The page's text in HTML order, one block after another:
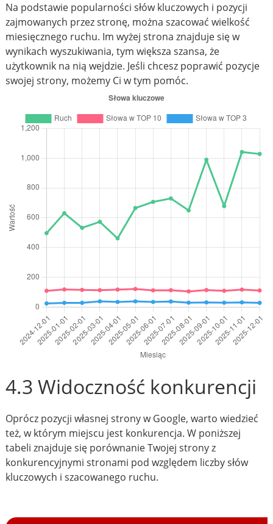
Na podstawie popularności słów kluczowych i pozycji
zajmowanych przez stronę, można szacować wielkość
miesięcznego ruchu. Im wyżej strona znajduje się w
wynikach wyszukiwania, tym większa szansa, że
użytkownik na nią wejdzie. Jeśli chcesz poprawić pozycje
swojej strony, możemy Ci w tym pomóc.
4.3 Widoczność konkurencji
Oprócz pozycji własnej strony w Google, warto wiedzieć
też, w którym miejscu jest konkurencja. W poniższej
tabeli znajduje się porównanie Twojej strony z
konkurencyjnymi stronami pod względem liczby słów
kluczowych i szacowanego ruchu.